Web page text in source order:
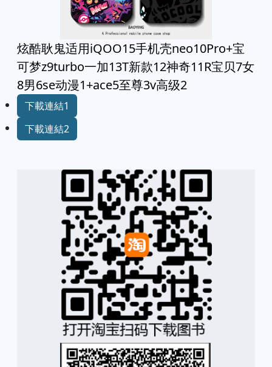
炫酷耿鬼适用iQOO15手机壳neo10Pro+宝
可梦z9turbo一加13T新款12神奇11R宝贝7女
8男6se动漫1+ace5至尊3v高级2
下載連結1
下載連結2